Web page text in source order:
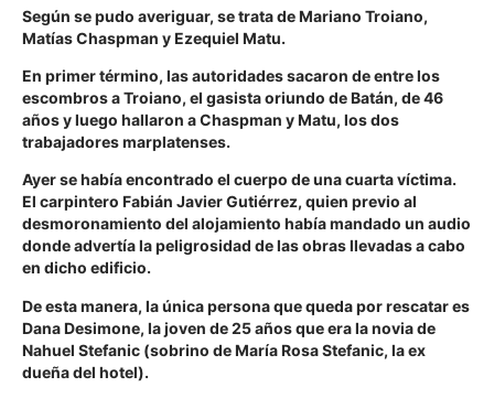
Según se pudo averiguar, se trata de Mariano Troiano,
Matías Chaspman y Ezequiel Matu.
En primer término, las autoridades sacaron de entre los
escombros a Troiano, el gasista oriundo de Batán, de 46
años y luego hallaron a Chaspman y Matu, los dos
trabajadores marplatenses.
Ayer se había encontrado el cuerpo de una cuarta víctima.
El carpintero Fabián Javier Gutiérrez, quien previo al
desmoronamiento del alojamiento había mandado un audio
donde advertía la peligrosidad de las obras llevadas a cabo
en dicho edificio.
De esta manera, la única persona que queda por rescatar es
Dana Desimone, la joven de 25 años que era la novia de
Nahuel Stefanic (sobrino de María Rosa Stefanic, la ex
dueña del hotel).